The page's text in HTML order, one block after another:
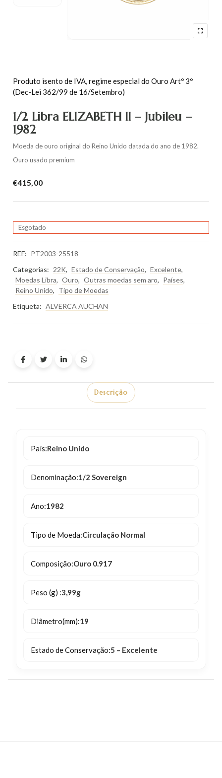
1/2 Libra ELIZABETH II – Jubileu –
1982
Moeda de ouro original do Reino Unido datada do ano de 1982.
Ouro usado premium
€415,00
Esgotado
Produto isento de IVA, regime especial do Ouro Artº 3º
(Dec-Lei 362/99 de 16/Setembro)
REF: PT2003-25518
Categorias: 22K, Estado de Conservação, Excelente,
Moedas Libra, Ouro, Outras moedas sem aro, Países,
Reino Unido, Tipo de Moedas
Etiqueta: ALVERCA AUCHAN
Descrição
País:Reino Unido
Denominação:1/2 Sovereign
Ano:1982
Tipo de Moeda:Circulação Normal
Composição:Ouro 0.917
Peso (g) :3,99g
Diâmetro(mm):19
Estado de Conservação:5 – Excelente